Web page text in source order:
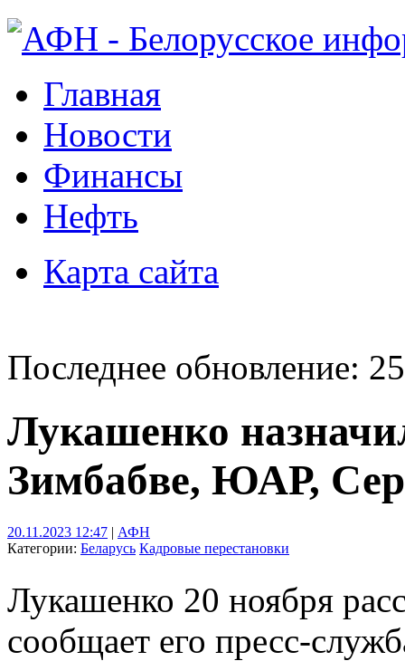
Главная
Новости
Финансы
Нефть
Карта сайта
Последнее обновление:
Лукашенко
Зимбабве, ЮАР,
20.11.2023 12:47 | АФН
Категории: Беларусь Кадровые перестановки
Лукашенко 20 ноября
сообщает его пресс-